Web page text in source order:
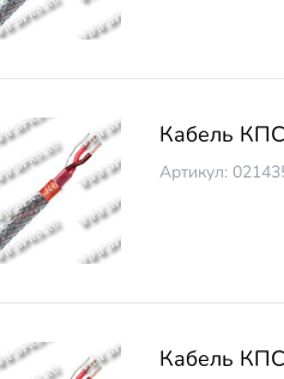
Кабель
Артикул:
Кабель